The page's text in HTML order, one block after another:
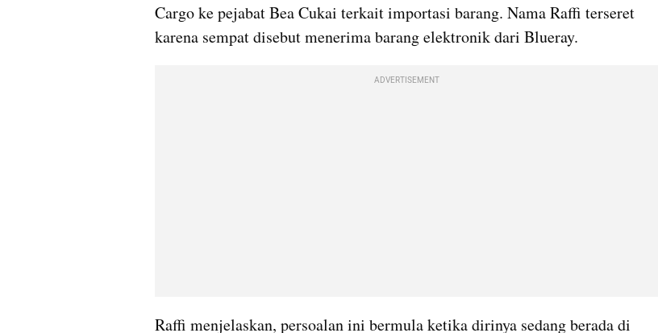
Cargo ke pejabat Bea Cukai terkait importasi barang. Nama Raffi terseret
karena sempat disebut menerima barang elektronik dari Blueray.
ADVERTISEMENT
Raffi menjelaskan, persoalan ini bermula ketika dirinya sedang berada di